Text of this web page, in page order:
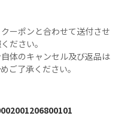
ーポンと合わせて送付させ
ださい。
体のキャンセル及び返品は
ご了承ください。